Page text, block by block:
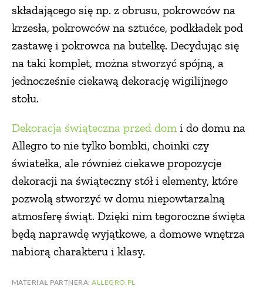
składającego się np. z obrusu, pokrowców na
krzesła, pokrowców na sztućce, podkładek pod
zastawę i pokrowca na butelkę. Decydując się
na taki komplet, można stworzyć spójną, a
jednocześnie ciekawą dekorację wigilijnego
stołu.
Dekoracja świąteczna przed dom i do domu na
Allegro to nie tylko bombki, choinki czy
światełka, ale również ciekawe propozycje
dekoracji na świąteczny stół i elementy, które
pozwolą stworzyć w domu niepowtarzalną
atmosferę świąt. Dzięki nim tegoroczne święta
będą naprawdę wyjątkowe, a domowe wnętrza
nabiorą charakteru i klasy.
MATERIAŁ PARTNERA:ALLEGRO.PL